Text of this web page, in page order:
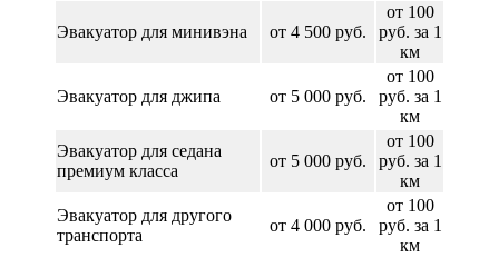
Эвакуатор для минивэна от 4 500 руб.
от 100
руб. за 1
км
Эвакуатор для джипа от 5 000 руб.
от 100
руб. за 1
км
Эвакуатор для седана
премиум класса
от 5 000 руб.
от 100
руб. за 1
км
Эвакуатор для другого
транспорта
от 4 000 руб.
от 100
руб. за 1
км